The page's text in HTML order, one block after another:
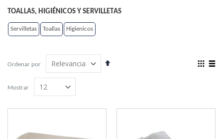
Ordenar por
Establecer
View
Mostrar
TOALLAS, HIGIÉNICOS Y SERVILLETAS
Servilletas Toallas Higienicos